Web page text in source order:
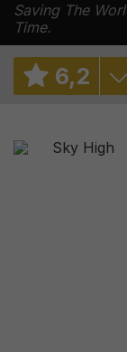
Saving The
Time.
6,2